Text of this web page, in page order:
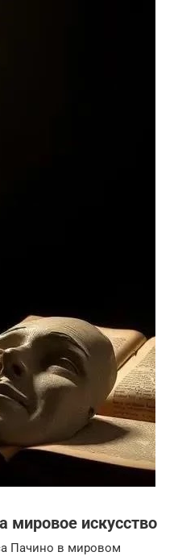
мировое искусство
Пачино в мировом